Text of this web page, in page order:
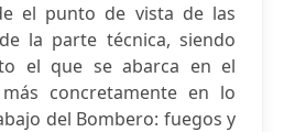
el punto de vista de las
la parte técnica, siendo
el que se abarca en el
concretamente en lo
del Bombero: fuegos y